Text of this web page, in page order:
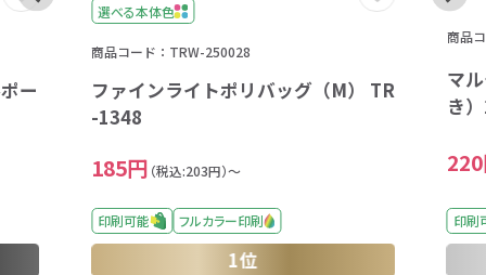
ー
選べる本体色
商品コード：TRW-250028
ファインライトポリバッグ（M） TR
-1348
185円 （税込:203円）～
印刷可能 フルカラー印刷
1位
商品
マ
き
印刷